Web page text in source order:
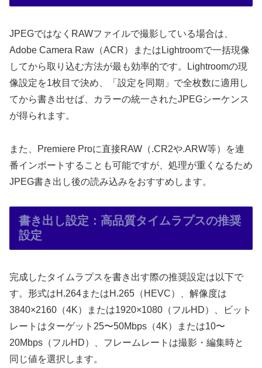
JPEGではなくRAWファイルで撮影している場合は、
Adobe Camera Raw（ACR）またはLightroomで一括現像
してから取り込む方法が最も効率的です。Lightroomの現
像設定を1枚目で決め、「設定を同期」で全枚数に適用し
てから書き出せば、カラーの統一されたJPEGシーケンス
が得られます。
また、Premiere Proに直接RAW（.CR2や.ARW等）を連
番インポートすることも可能ですが、処理が重くなるため
JPEG書き出し後の読み込みをおすすめします。
書き出し設定：高品質タイムラプスの推奨
設定
完成したタイムラプスを書き出す際の推奨設定は以下で
す。形式はH.264またはH.265（HEVC）、解像度は
3840×2160（4K）または1920×1080（フルHD）、ビット
レートはターゲット25〜50Mbps（4K）または10〜
20Mbps（フルHD）、フレームレートは撮影・編集時と
同じ値を選択します。